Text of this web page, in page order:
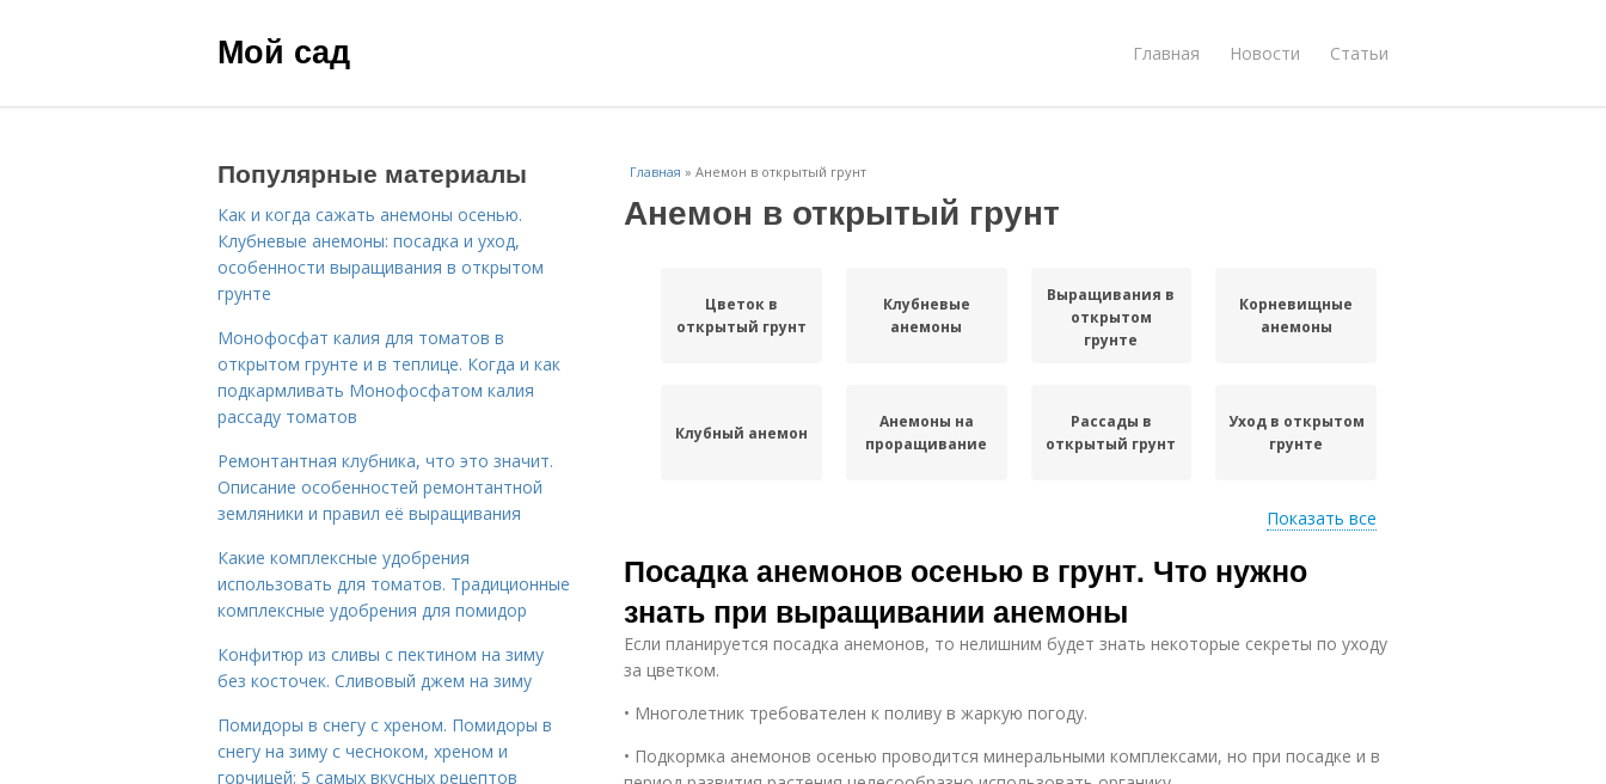
Мой сад Главная Новости Статьи
Главная » Анемон в открытый грунт
Анемон в открытый грунт
Цветок в
открытый грунт
Клубневые
анемоны
Выращивания в
открытом
грунте
Корневищные
анемоны
Клубный анемон
Анемоны на
проращивание
Рассады в
открытый грунт
Уход в открытом
грунте
подоконнике
сибири
Показать все
Посадка анемонов осенью в грунт. Что нужно
знать при выращивании анемоны
Если планируется посадка анемонов, то нелишним будет знать некоторые секреты по уходу
за цветком.
• Многолетник требователен к поливу в жаркую погоду.
• Подкормка анемонов осенью проводится минеральными комплексами, но при посадке и в
Популярные материалы
Как и когда сажать анемоны осенью.
Клубневые анемоны: посадка и уход,
особенности выращивания в открытом
грунте
Монофосфат калия для томатов в
открытом грунте и в теплице. Когда и как
подкармливать Монофосфатом калия
рассаду томатов
Ремонтантная клубника, что это значит.
Описание особенностей ремонтантной
земляники и правил её выращивания
Какие комплексные удобрения
использовать для томатов. Традиционные
комплексные удобрения для помидор
Конфитюр из сливы с пектином на зиму
без косточек. Сливовый джем на зиму
Помидоры в снегу с хреном. Помидоры в
снегу на зиму с чесноком, хреном и
горчицей: 5 самых вкусных рецептов